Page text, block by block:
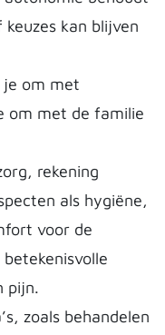
kan blijven
je om met
om met de familie
rekening
als hygiëne,
voor de
pijn.
zoals behandelen